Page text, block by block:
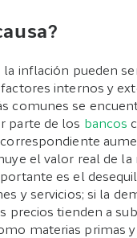
la inflación pueden
internos y
comunes se
parte de los bancos
el valor real de la
es el
y servicios; si la
precios tienden a
materias primas